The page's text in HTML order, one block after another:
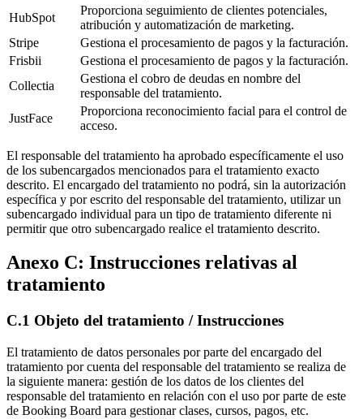
HubSpot
Proporciona seguimiento de clientes potenciales,
atribución y automatización de marketing.
Stripe
Gestiona el procesamiento de pagos y la facturación.
Frisbii
Gestiona el procesamiento de pagos y la facturación.
Collectia
Gestiona el cobro de deudas en nombre del
responsable del tratamiento.
JustFace
Proporciona reconocimiento facial para el control de
acceso.
El responsable del tratamiento ha aprobado específicamente el uso
de los subencargados mencionados para el tratamiento exacto
descrito. El encargado del tratamiento no podrá, sin la autorización
específica y por escrito del responsable del tratamiento, utilizar un
subencargado individual para un tipo de tratamiento diferente ni
permitir que otro subencargado realice el tratamiento descrito.
Anexo C: Instrucciones relativas al
tratamiento
C.1 Objeto del tratamiento / Instrucciones
El tratamiento de datos personales por parte del encargado del
tratamiento por cuenta del responsable del tratamiento se realiza de
la siguiente manera: gestión de los datos de los clientes del
responsable del tratamiento en relación con el uso por parte de este
de Booking Board para gestionar clases, cursos, pagos, etc.